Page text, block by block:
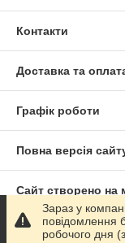
Контакти
Доставка та
Графік роботи
Повна версія
Сайт створено на
Політика
Зараз у
повідомлення
робочого дня